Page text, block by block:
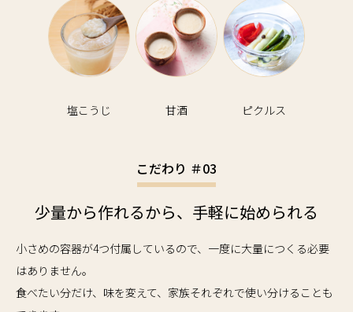
塩こうじ 甘酒 ピクルス
こだわり ＃03
少量から作れるから、手軽に始められる
小さめの容器が4つ付属しているので、一度に大量につくる必要
はありません。
食べたい分だけ、味を変えて、家族それぞれで使い分けることも